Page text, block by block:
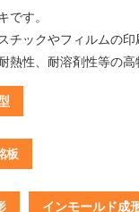
です。
チックやフィルムの印
熱性、耐溶剤性等の高
板
インモールド成